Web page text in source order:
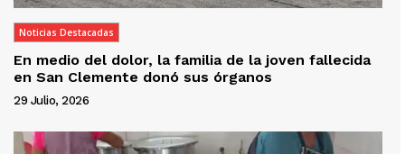
Noticias Destacadas
En medio del dolor, la familia de la joven fallecida
en San Clemente donó sus órganos
29 Julio, 2026